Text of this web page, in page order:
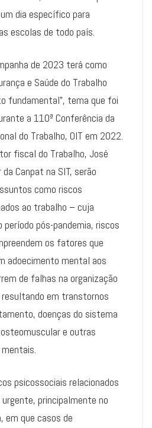
dia específico para
escolas de todo país.
de 2023 terá como
e Saúde do Trabalho
fundamental”, tema que foi
a 110ª Conferência da
do Trabalho, OIT em 2022.
fiscal do Trabalho, José
Canpat na SIT, serão
como riscos
ao trabalho – cuja
pós-pandemia, riscos
os fatores que
adoecimento mental aos
de falhas na organização
em transtornos
doenças do sistema
e outras
psicossociais relacionados
principalmente no
em que casos de